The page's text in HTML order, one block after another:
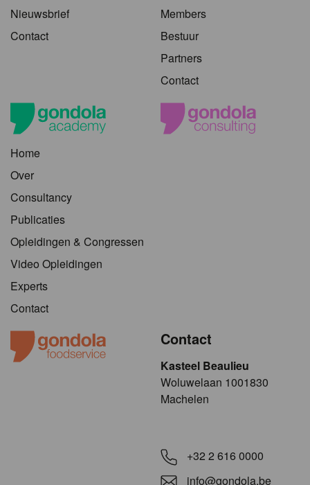
Nieuwsbrief
Contact
Members
Bestuur
Partners
Contact
Home
Over
Consultancy
Publicaties
Opleidingen & Congressen
Video Opleidingen
Experts
Contact
Contact
Kasteel Beaulieu
​​​Woluwelaan 1001830
Machelen
+32 2 616 0000
info@gondola.be